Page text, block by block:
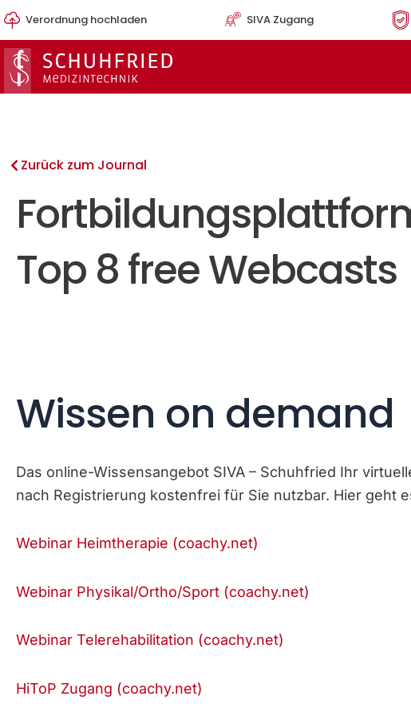
Zum
Inhalt
springen
Verordnung hochladen SIVA Zugang
Zurück zum Journal
Top 8 free Webcasts
Wissen on demand
Das online-Wissensangebot SIVA – Schuhfried Ihr
nach Registrierung kostenfrei für Sie nutzbar. Hier geht
Webinar Heimtherapie (coachy.net)
Webinar Physikal/Ortho/Sport (coachy.net)
Webinar Telerehabilitation (coachy.net)
HiToP Zugang (coachy.net)